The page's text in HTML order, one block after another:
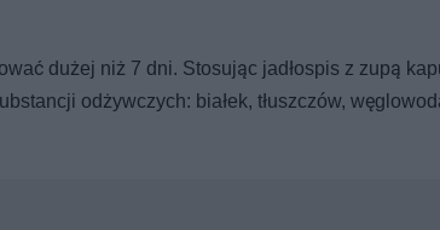
dużej niż 7 dni. Stosując jadłospis z zupą
odżywczych: białek, tłuszczów,